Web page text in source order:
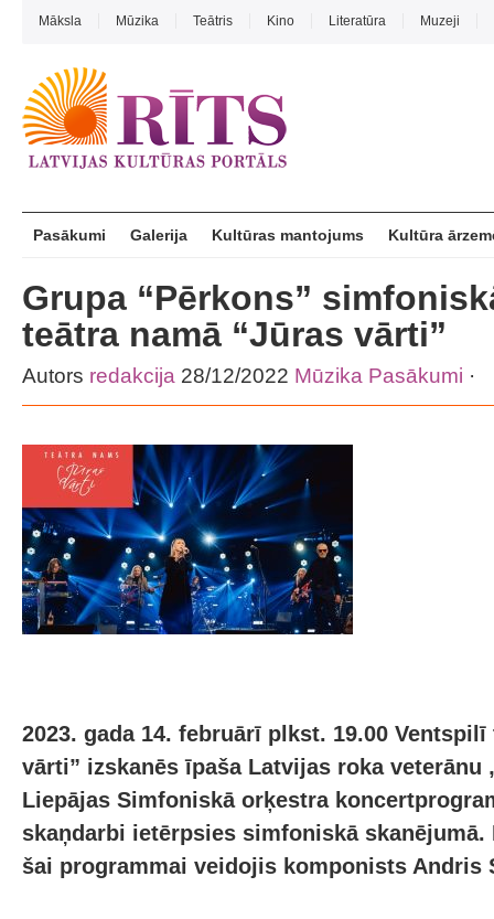
Māksla Mūzika Teātris Kino Literatūra Muzeji
Pasākumi Galerija Kultūras mantojums Kultūra
Grupa “Pērkons”
teātra namā “Jūras vārti”
Autors redakcija 28/12/2022 Mūzika Pasākumi ·
2023. gada 14. februārī plkst. 19.00
vārti” izskanēs īpaša Latvijas roka veterānu
Liepājas Simfoniskā orķestra
skaņdarbi ietērpsies simfoniskā skanējumā.
šai programmai veidojis komponists Andris